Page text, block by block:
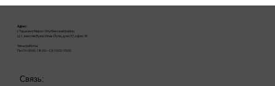
Адрес:
г. Ташкент, Мирзо-Улугбекский район,
Ц-1, массив Буюк Ипак Йули, дом 37, офис 30
Часы работы:
Пн-Пт 09:00-18:00 – Сб 10:00-15:00
Связь: